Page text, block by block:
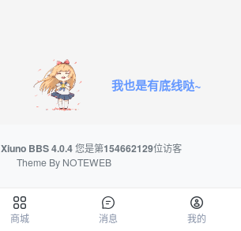
我也是有底线哒~
Xiuno BBS4.0.4 您是第154662129位访客
Theme By NOTEWEB
商城 消息 我的